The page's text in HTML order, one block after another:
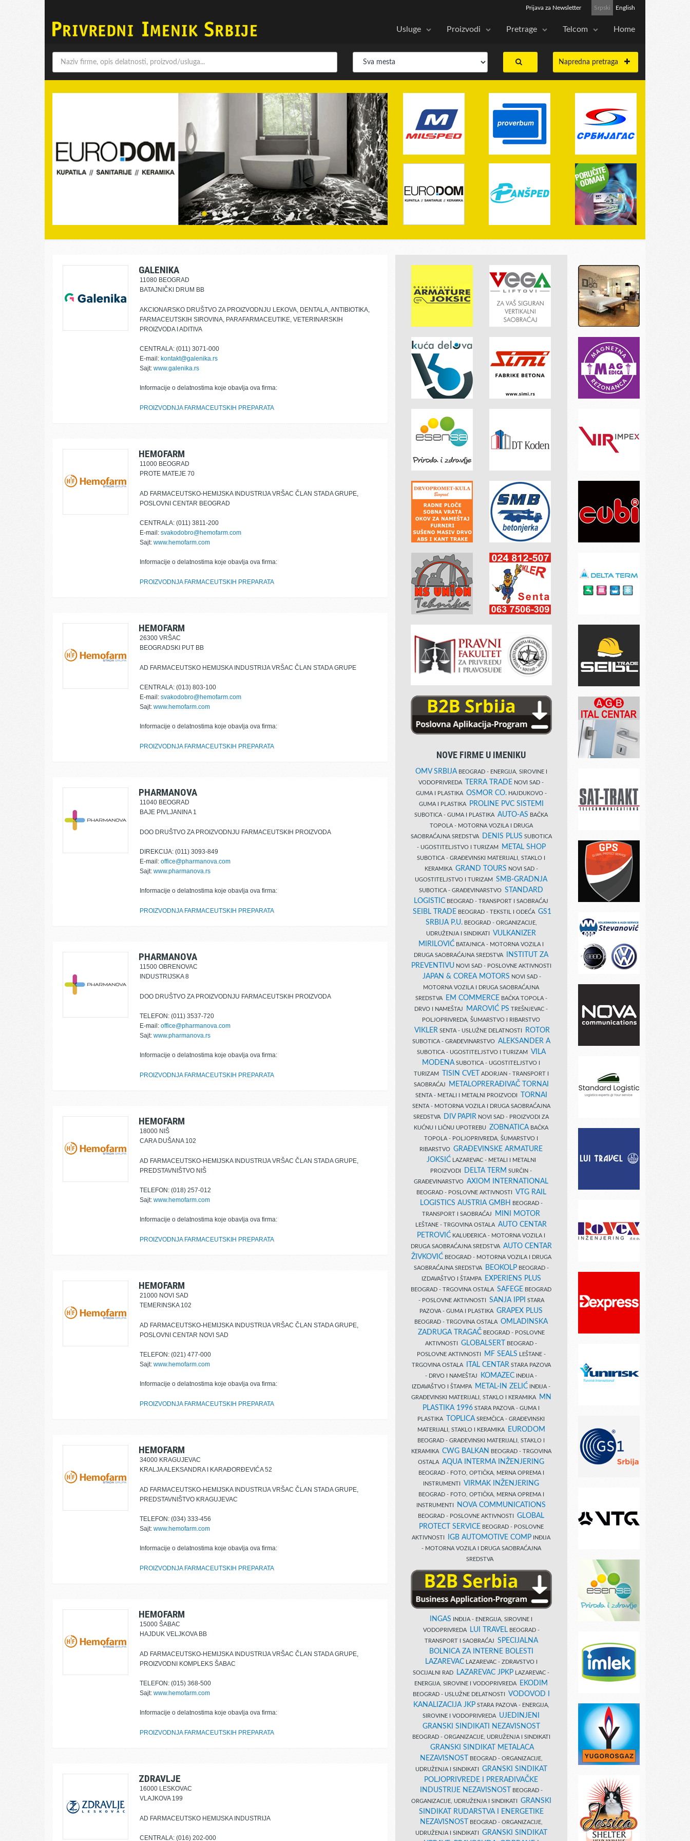
Srpski English
Prijava za Newsletter
Usluge Proizvodi Pretrage Telcom Home
Napredna pretraga
GALENIKA
11080 BEOGRAD
BATAJNIČKI DRUM BB
AKCIONARSKO DRUŠTVO ZA PROIZVODNJU LEKOVA, DENTALA, ANTIBIOTIKA,
FARMACEUTSKIH SIROVINA, PARAFARMACEUTIKE, VETERINARSKIH
PROIZVODA I ADITIVA
CENTRALA: (011) 3071-000
E-mail: kontakt@galenika.rs
Sajt: www.galenika.rs
Informacije o delatnostima koje obavlja ova firma:
PROIZVODNJA FARMACEUTSKIH PREPARATA
HEMOFARM
11000 BEOGRAD
PROTE MATEJE 70
AD FARMACEUTSKO-HEMIJSKA INDUSTRIJA VRŠAC ČLAN STADA GRUPE,
POSLOVNI CENTAR BEOGRAD
CENTRALA: (011) 3811-200
E-mail: svakodobro@hemofarm.com
Sajt: www.hemofarm.com
Informacije o delatnostima koje obavlja ova firma:
PROIZVODNJA FARMACEUTSKIH PREPARATA
HEMOFARM
26300 VRŠAC
BEOGRADSKI PUT BB
AD FARMACEUTSKO HEMIJSKA INDUSTRIJA VRŠAC ČLAN STADA GRUPE
CENTRALA: (013) 803-100
E-mail: svakodobro@hemofarm.com
Sajt: www.hemofarm.com
Informacije o delatnostima koje obavlja ova firma:
PROIZVODNJA FARMACEUTSKIH PREPARATA
PHARMANOVA
11040 BEOGRAD
BAJE PIVLJANINA 1
DOO DRUŠTVO ZA PROIZVODNJU FARMACEUTSKIH PROIZVODA
DIREKCIJA: (011) 3093-849
E-mail: office@pharmanova.com
Sajt: www.pharmanova.rs
Informacije o delatnostima koje obavlja ova firma:
PROIZVODNJA FARMACEUTSKIH PREPARATA
PHARMANOVA
11500 OBRENOVAC
INDUSTRIJSKA 8
DOO DRUŠTVO ZA PROIZVODNJU FARMACEUTSKIH PROIZVODA
TELEFON: (011) 3537-720
E-mail: office@pharmanova.com
Sajt: www.pharmanova.rs
Informacije o delatnostima koje obavlja ova firma:
PROIZVODNJA FARMACEUTSKIH PREPARATA
HEMOFARM
18000 NIŠ
CARA DUŠANA 102
AD FARMACEUTSKO-HEMIJSKA INDUSTRIJA VRŠAC ČLAN STADA GRUPE,
PREDSTAVNIŠTVO NIŠ
TELEFON: (018) 257-012
Sajt: www.hemofarm.com
Informacije o delatnostima koje obavlja ova firma:
PROIZVODNJA FARMACEUTSKIH PREPARATA
HEMOFARM
21000 NOVI SAD
TEMERINSKA 102
AD FARMACEUTSKO-HEMIJSKA INDUSTRIJA VRŠAC ČLAN STADA GRUPE,
POSLOVNI CENTAR NOVI SAD
TELEFON: (021) 477-000
Sajt: www.hemofarm.com
Informacije o delatnostima koje obavlja ova firma:
PROIZVODNJA FARMACEUTSKIH PREPARATA
HEMOFARM
34000 KRAGUJEVAC
KRALJA ALEKSANDRA I KARAĐORĐEVIĆA 52
AD FARMACEUTSKO-HEMIJSKA INDUSTRIJA VRŠAC ČLAN STADA GRUPE,
PREDSTAVNIŠTVO KRAGUJEVAC
TELEFON: (034) 333-456
Sajt: www.hemofarm.com
Informacije o delatnostima koje obavlja ova firma:
PROIZVODNJA FARMACEUTSKIH PREPARATA
HEMOFARM
15000 ŠABAC
HAJDUK VELJKOVA BB
AD FARMACEUTSKO-HEMIJSKA INDUSTRIJA VRŠAC ČLAN STADA GRUPE,
PROIZVODNI KOMPLEKS ŠABAC
TELEFON: (015) 368-500
Sajt: www.hemofarm.com
Informacije o delatnostima koje obavlja ova firma:
PROIZVODNJA FARMACEUTSKIH PREPARATA
ZDRAVLJE
16000 LESKOVAC
VLAJKOVA 199
AD FARMACEUTSKO HEMIJSKA INDUSTRIJA
CENTRALA: (016) 202-000
NOVE FIRME U IMENIKU
OMV SRBIJABEOGRAD - ENERGIJA, SIROVINE I
VODOPRIVREDA
TERRA TRADE NOVI SAD -
GUMA I PLASTIKA OSMOR CO.HAJDUKOVO -
GUMA I PLASTIKA
PROLINE PVC SISTEMI
SUBOTICA - GUMA I PLASTIKA AUTO-AS BAČKA
TOPOLA - MOTORNA VOZILA I DRUGA
SAOBRAĆAJNA SREDSTVA
DENIS PLUS SUBOTICA
- UGOSTITELJSTVO I TURIZAM
METAL SHOP
SUBOTICA - GRAĐEVINSKI MATERIJALI, STAKLO I
KERAMIKA GRAND TOURS NOVI SAD -
UGOSTITELJSTVO I TURIZAM SMB-GRADNJA
SUBOTICA - GRAĐEVINARSTVO STANDARD
LOGISTIC BEOGRAD - TRANSPORT I SAOBRAĆAJ
SEIBL TRADE BEOGRAD - TEKSTIL I ODEĆA GS1
SRBIJA P.U.BEOGRAD - ORGANIZACIJE,
UDRUŽENJA I SINDIKATI VULKANIZER
MIRILOVIĆ BATAJNICA - MOTORNA VOZILA I
DRUGA SAOBRAĆAJNA SREDSTVA
INSTITUT ZA
PREVENTIVUNOVI SAD - POSLOVNE AKTIVNOSTI
JAPAN & COREA MOTORS NOVI SAD -
MOTORNA VOZILA I DRUGA SAOBRAĆAJNA
SREDSTVA
EM COMMERCE BAČKA TOPOLA -
DRVO I NAMEŠTAJ
MAROVIĆ PS TREŠNJEVAC -
POLJOPRIVREDA, ŠUMARSTVO I RIBARSTVO
VIKLER SENTA - USLUŽNE DELATNOSTI ROTOR
SUBOTICA - GRAĐEVINARSTVO ALEKSANDER A
SUBOTICA - UGOSTITELJSTVO I TURIZAM VILA
MODENA SUBOTICA - UGOSTITELJSTVO I
TURIZAM
TISIN CVET
ADORJAN - TRANSPORT I
SAOBRAĆAJ
METALOPRERAĐIVAČ TORNAI
SENTA - METALI I METALNI PROIZVODI TORNAI
SENTA - MOTORNA VOZILA I DRUGA SAOBRAĆAJNA
SREDSTVA
DIV PAPIR NOVI SAD - PROIZVODI ZA
KUĆNU I LIČNU UPOTREBU ZOBNATICA BAČKA
TOPOLA - POLJOPRIVREDA, ŠUMARSTVO I
RIBARSTVO GRAĐEVINSKE ARMATURE
JOKSIĆLAZAREVAC - METALI I METALNI
PROIZVODI
DELTA TERM SURČIN -
GRAĐEVINARSTVO AXIOM INTERNATIONAL
BEOGRAD - POSLOVNE AKTIVNOSTI VTG RAIL
LOGISTICS AUSTRIA GMBH
BEOGRAD -
TRANSPORT I SAOBRAĆAJ
MINI MOTOR
LEŠTANE - TRGOVINA OSTALA AUTO CENTAR
PETROVIĆ KALUĐERICA - MOTORNA VOZILA I
DRUGA SAOBRAĆAJNA SREDSTVA AUTO CENTAR
ŽIVKOVIĆBEOGRAD - MOTORNA VOZILA I DRUGA
SAOBRAĆAJNA SREDSTVA
BEOKOLPBEOGRAD -
IZDAVAŠTVO I ŠTAMPA
EXPERIENS PLUS
BEOGRAD - TRGOVINA OSTALA SAFEGE BEOGRAD
- POSLOVNE AKTIVNOSTI SANJA IPPI
STARA
PAZOVA - GUMA I PLASTIKA GRAPEX PLUS
BEOGRAD - TRGOVINA OSTALA OMLADINSKA
ZADRUGA TRAGAČBEOGRAD - POSLOVNE
AKTIVNOSTI GLOBALSERT
BEOGRAD -
POSLOVNE AKTIVNOSTI
MF SEALS LEŠTANE -
TRGOVINA OSTALA
ITAL CENTAR STARA PAZOVA
- DRVO I NAMEŠTAJ
KOMAZEC INĐIJA -
IZDAVAŠTVO I ŠTAMPA
METAL-IN ZELIĆ INĐIJA -
GRAĐEVINSKI MATERIJALI, STAKLO I KERAMIKA
MN
PLASTIKA 1996 STARA PAZOVA - GUMA I
PLASTIKA
TOPLICA SREMČICA - GRAĐEVINSKI
MATERIJALI, STAKLO I KERAMIKA
EURODOM
BEOGRAD - GRAĐEVINSKI MATERIJALI, STAKLO I
KERAMIKA CWG BALKAN
BEOGRAD - TRGOVINA
OSTALA AQUA INTERMA INŽENJERING
BEOGRAD - FOTO, OPTIČKA, MERNA OPREMA I
INSTRUMENTI VIRMAK INŽENJERING
BEOGRAD - FOTO, OPTIČKA, MERNA OPREMA I
INSTRUMENTI
NOVA COMMUNICATIONS
BEOGRAD - POSLOVNE AKTIVNOSTI GLOBAL
PROTECT SERVICE BEOGRAD - POSLOVNE
AKTIVNOSTI
IGB AUTOMOTIVE COMP INĐIJA
- MOTORNA VOZILA I DRUGA SAOBRAĆAJNA
SREDSTVA
INGAS INĐIJA - ENERGIJA, SIROVINE I
VODOPRIVREDA
LUI TRAVELBEOGRAD -
TRANSPORT I SAOBRAĆAJ SPECIJALNA
BOLNICA ZA INTERNE BOLESTI
LAZAREVACLAZAREVAC - ZDRAVSTVO I
SOCIJALNI RAD
LAZAREVAC JPKP LAZAREVAC -
ENERGIJA, SIROVINE I VODOPRIVREDA
EKODIM
BEOGRAD - USLUŽNE DELATNOSTI VODOVOD I
KANALIZACIJA JKPSTARA PAZOVA - ENERGIJA,
SIROVINE I VODOPRIVREDA UJEDINJENI
GRANSKI SINDIKATI NEZAVISNOST
BEOGRAD - ORGANIZACIJE, UDRUŽENJA I SINDIKATI
GRANSKI SINDIKAT METALACA
NEZAVISNOST
BEOGRAD - ORGANIZACIJE,
UDRUŽENJA I SINDIKATI GRANSKI SINDIKAT
POLJOPRIVREDE I PRERAĐIVAČKE
INDUSTRIJE NEZAVISNOST
BEOGRAD -
ORGANIZACIJE, UDRUŽENJA I SINDIKATI GRANSKI
SINDIKAT RUDARSTVA I ENERGETIKE
NEZAVISNOST
BEOGRAD - ORGANIZACIJE,
UDRUŽENJA I SINDIKATI GRANSKI SINDIKAT